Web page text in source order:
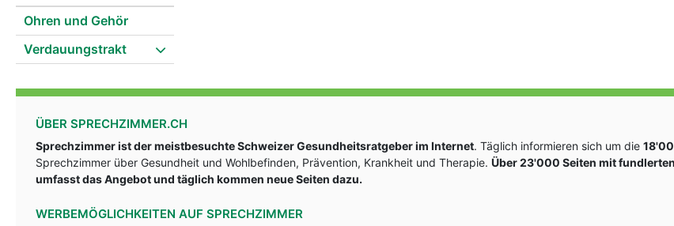
Ohren und Gehör
Verdauungstrakt
ÜBER SPRECHZIMMER.CH
Sprechzimmer ist der meistbesuchte Schweizer Gesundheitsratgeber im Internet. Täglich informieren sich um die
Sprechzimmer über Gesundheit und Wohlbefinden, Prävention, Krankheit und Therapie. Über 23'000 Seiten mit
umfasst das Angebot und täglich kommen neue Seiten dazu.
WERBEMÖGLICHKEITEN AUF SPRECHZIMMER